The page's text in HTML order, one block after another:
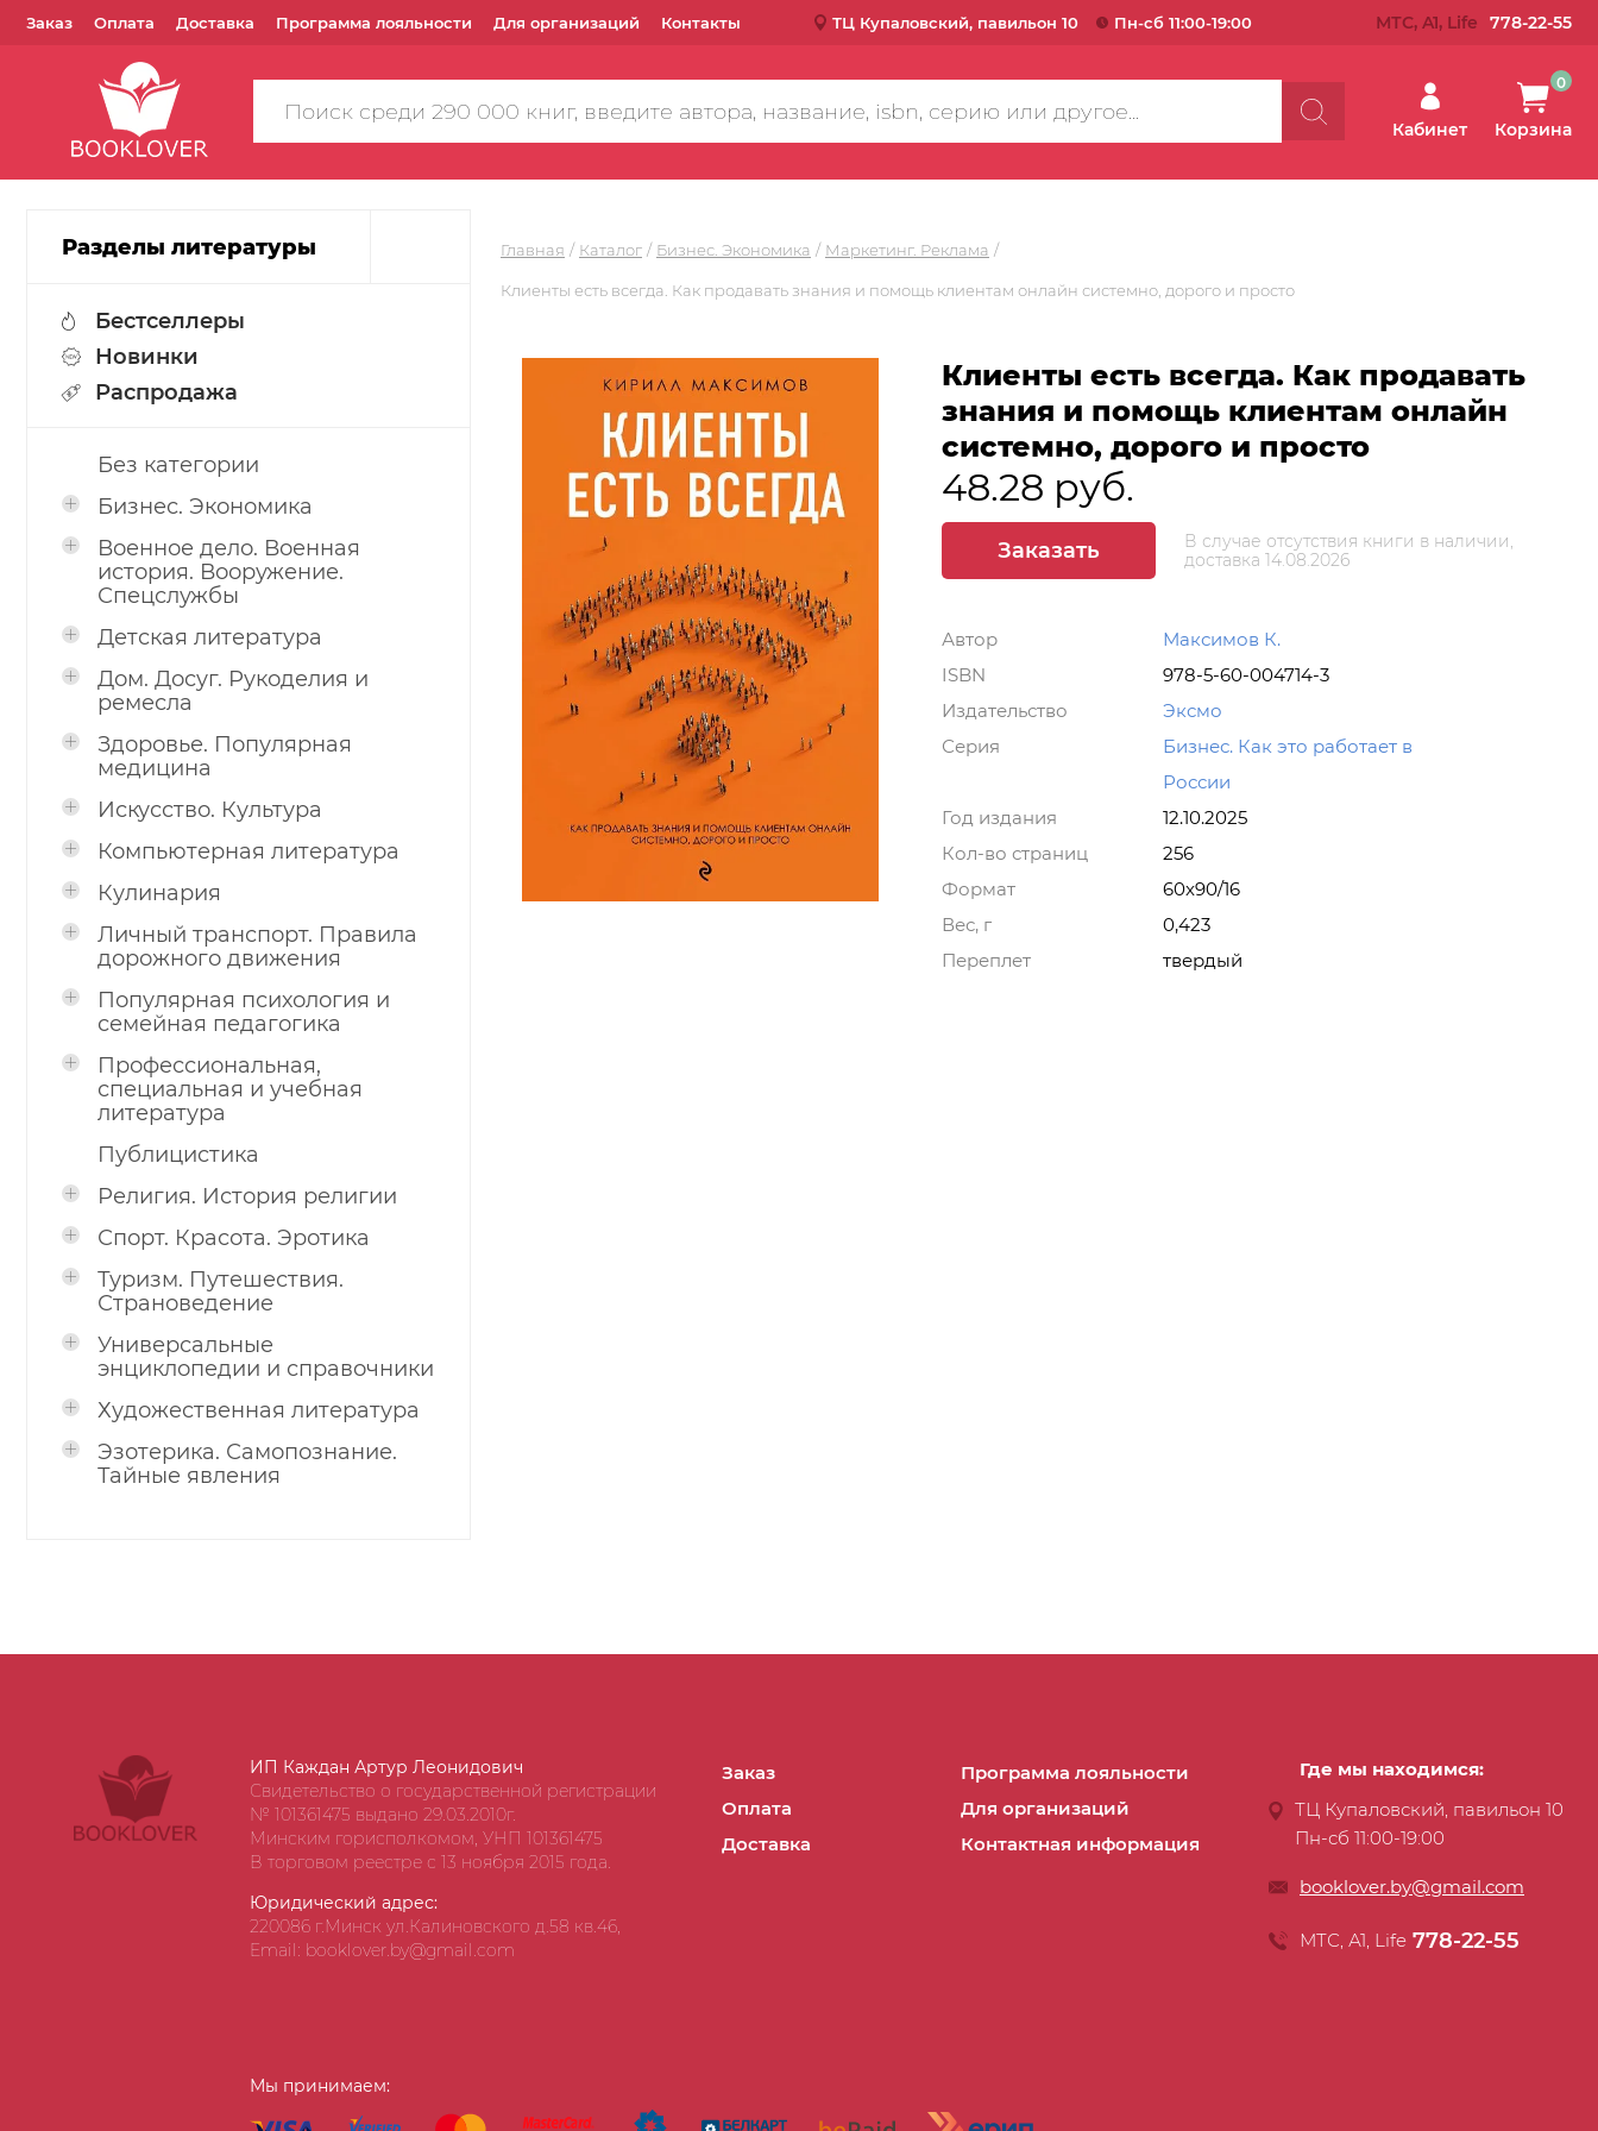
Заказ Оплата Доставка Программа лояльности Для организаций Контакты ТЦ Купаловский, павильон 10 Пн-сб 11:00-19:00 МТС, A1, Life 778-22-55
Поиск
по
Кабинет Корзина
0
Разделы литературы
Бестселлеры
Новинки
Распродажа
Без категории
Бизнес. Экономика
Военное дело. Военная
история. Вооружение.
Спецслужбы
Детская литература
Дом. Досуг. Рукоделия и
ремесла
Здоровье. Популярная
медицина
Искусство. Культура
Компьютерная литература
Кулинария
Личный транспорт. Правила
дорожного движения
Популярная психология и
семейная педагогика
Профессиональная,
специальная и учебная
литература
Публицистика
Религия. История религии
Спорт. Красота. Эротика
Туризм. Путешествия.
Страноведение
Универсальные
энциклопедии и справочники
Художественная литература
Эзотерика. Самопознание.
Тайные явления
Главная Каталог Бизнес. Экономика Маркетинг. Реклама
Клиенты есть всегда. Как продавать знания и помощь клиентам онлайн системно, дорого и просто
Клиенты есть всегда. Как продавать
знания и помощь клиентам онлайн
системно, дорого и просто
48.28 руб.
Заказать
В случае отсутствия книги в наличии,
доставка 14.08.2026
Автор
Максимов К.
ISBN
978-5-60-004714-3
Издательство
Эксмо
Серия
Бизнес. Как это работает в
России
Год издания
12.10.2025
Кол-во страниц
256
Формат
60x90/16
Вес, г
0,423
Переплет
твердый
ИП Каждан Артур Леонидович
Свидетельство о государственной регистрации
№ 101361475 выдано 29.03.2010г.
Минским горисполкомом, УНП 101361475
В торговом реестре с 13 ноября 2015 года.
Юридический адрес:
220086 г.Минск ул.Калиновского д.58 кв.46,
Email: booklover.by@gmail.com
Заказ
Оплата
Доставка
Программа лояльности
Для организаций
Контактная информация
Мы принимаем:
Где мы находимся:
ТЦ Купаловский, павильон 10
Пн-сб 11:00-19:00
booklover.by@gmail.com
МТС, А1, Life 778-22-55